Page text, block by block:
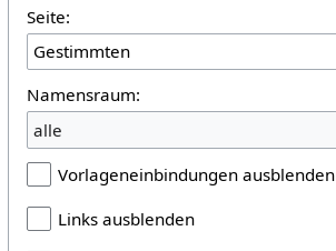
Seite:
Namensraum:
alle
Vorlageneinbindungen ausblenden
Links ausblenden